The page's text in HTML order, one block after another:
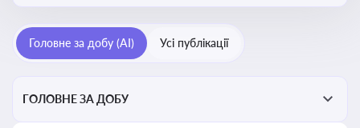
бізнес-середовища
Головне за добу (AI) Усі публікації
ГОЛОВНЕ ЗА ДОБУ